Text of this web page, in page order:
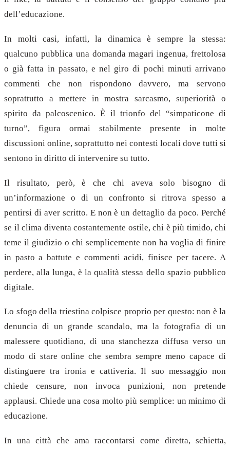
dell’educazione.
In molti casi, infatti, la dinamica è sempre la stessa:
qualcuno pubblica una domanda magari ingenua, frettolosa
o già fatta in passato, e nel giro di pochi minuti arrivano
commenti che non rispondono davvero, ma servono
soprattutto a mettere in mostra sarcasmo, superiorità o
spirito da palcoscenico. È il trionfo del “simpaticone di
turno”, figura ormai stabilmente presente in molte
discussioni online, soprattutto nei contesti locali dove tutti si
sentono in diritto di intervenire su tutto.
Il risultato, però, è che chi aveva solo bisogno di
un’informazione o di un confronto si ritrova spesso a
pentirsi di aver scritto. E non è un dettaglio da poco. Perché
se il clima diventa costantemente ostile, chi è più timido, chi
teme il giudizio o chi semplicemente non ha voglia di finire
in pasto a battute e commenti acidi, finisce per tacere. A
perdere, alla lunga, è la qualità stessa dello spazio pubblico
digitale.
Lo sfogo della triestina colpisce proprio per questo: non è la
denuncia di un grande scandalo, ma la fotografia di un
malessere quotidiano, di una stanchezza diffusa verso un
modo di stare online che sembra sempre meno capace di
distinguere tra ironia e cattiveria. Il suo messaggio non
chiede censure, non invoca punizioni, non pretende
applausi. Chiede una cosa molto più semplice: un minimo di
educazione.
In una città che ama raccontarsi come diretta, schietta,